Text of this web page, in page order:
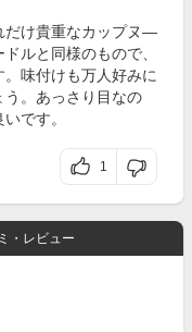
だけ貴重なカップヌ—
ルと同様のもので、
味付けも万人好みに
。あっさり目なの
です。
1
・レビュー